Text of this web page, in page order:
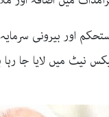
اور بیرونی سرمایہ
نیٹ میں لایا جا رہا